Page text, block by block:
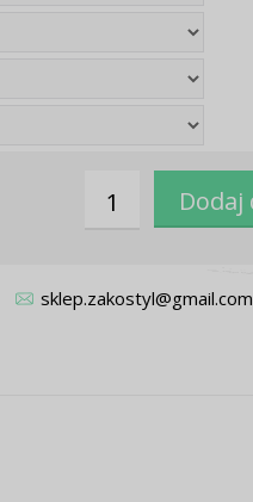
sklep.zakostyl@gmail.com